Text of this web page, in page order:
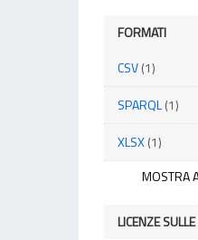
FORMATI
CSV(1)
SPARQL(1)
XLSX(1)
MOSTRA
LICENZE